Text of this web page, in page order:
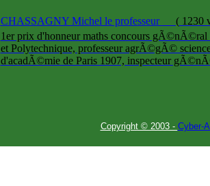
CHASSAGNY Michel le professeur (1230
1er prix d'honneur maths concours
et Polytechnique, professeur agrÃ©gÃ©
d'acadÃ©mie de Paris 1907, inspecteur
Copyright © 2003 - Cyber-